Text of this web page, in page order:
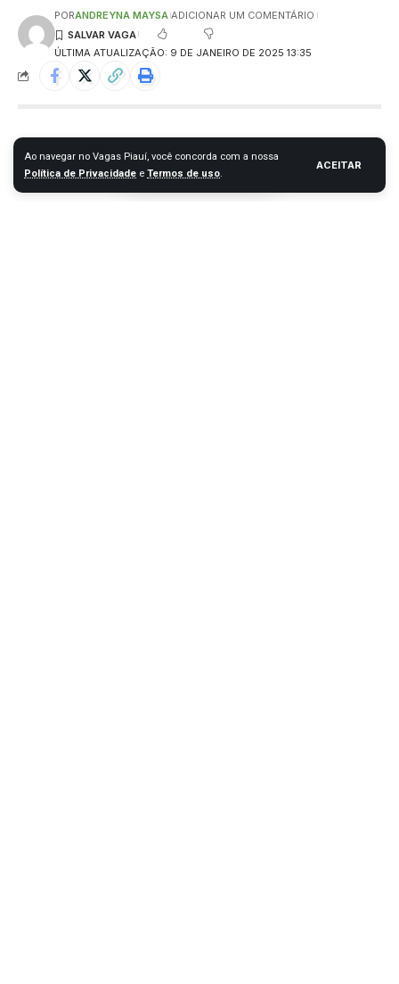
Ao navegar no Vagas Piauí, você concorda com a nossa
Política de Privacidade e Termos de uso.
ACEITAR
ÚLTIMA ATUALIZAÇÃO: 9 DE JANEIRO DE 2025 13:35
PORANDREYNA MAYSA ADICIONAR UM COMENTÁRIO